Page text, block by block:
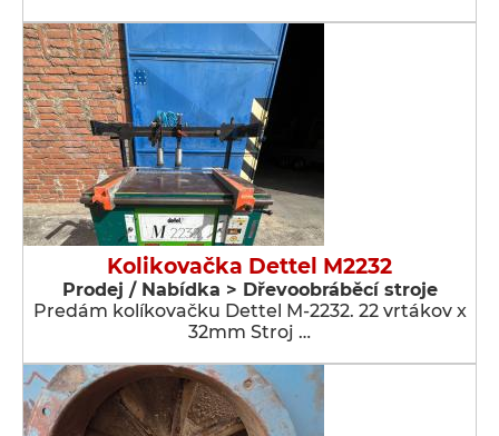
Kolikovačka Dettel M2232
Prodej / Nabídka > Dřevoobráběcí stroje
Predám kolíkovačku Dettel M-2232. 22 vrtákov x
32mm Stroj …